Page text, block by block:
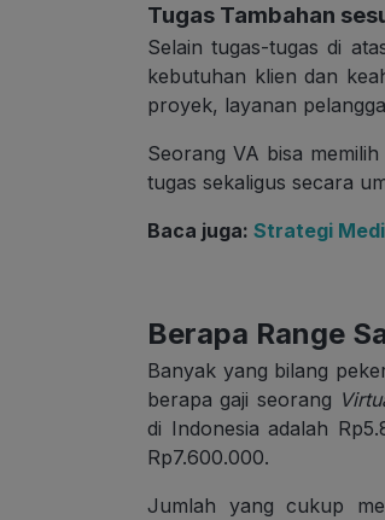
Tugas Tambahan
Selain tugas-tugas di
kebutuhan klien dan
proyek, layanan
Seorang VA bisa
tugas sekaligus secara
Baca juga: Strategi
Berapa Range
Banyak yang bilang
berapa gaji seorang
di Indonesia adalah
Rp7.600.000.
Jumlah yang cukup